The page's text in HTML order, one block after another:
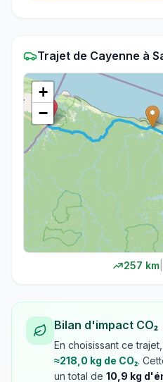
Trajet de Cayenne à
+
−
257 km|
Bilan d'impact CO₂
En choisissant ce
≈218,0 kg de CO₂.
un total de 10,9 kg